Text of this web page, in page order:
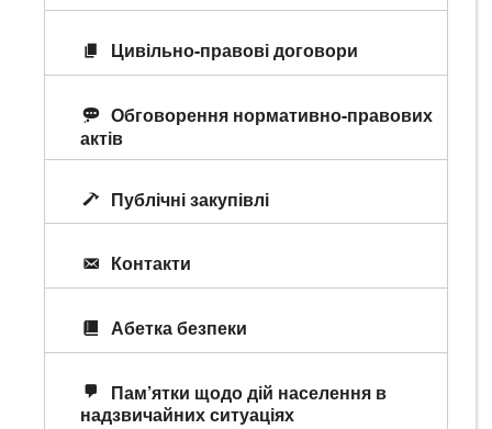
Цивільно-правові договори
Обговорення нормативно-правових
актів
Публічні закупівлі
Контакти
Абетка безпеки
Пам’ятки щодо дій населення в
надзвичайних ситуаціях